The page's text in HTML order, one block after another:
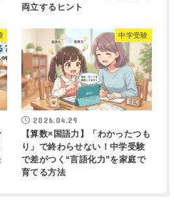
両立するヒント
中学受験
2026.04.29
【算数×国語力】「わかったつも
り」で終わらせない！中学受験
で差がつく“言語化力”を家庭で
育てる方法